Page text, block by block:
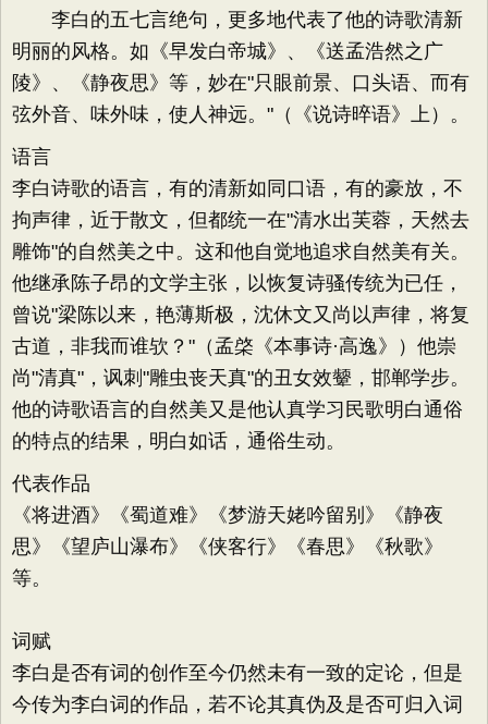
李白的五七言绝句，更多地代表了他的诗歌清新
明丽的风格。如《早发白帝城》、《送孟浩然之广
陵》、《静夜思》等，妙在"只眼前景、口头语、而有
弦外音、味外味，使人神远。"（《说诗晬语》上）。
语言
李白诗歌的语言，有的清新如同口语，有的豪放，不
拘声律，近于散文，但都统一在"清水出芙蓉，天然去
雕饰"的自然美之中。这和他自觉地追求自然美有关。
他继承陈子昂的文学主张，以恢复诗骚传统为已任，
曾说"梁陈以来，艳薄斯极，沈休文又尚以声律，将复
古道，非我而谁欤？"（孟棨《本事诗·高逸》）他崇
尚"清真"，讽刺"雕虫丧天真"的丑女效颦，邯郸学步。
他的诗歌语言的自然美又是他认真学习民歌明白通俗
的特点的结果，明白如话，通俗生动。
代表作品
《将进酒》《蜀道难》《梦游天姥吟留别》《静夜
思》《望庐山瀑布》《侠客行》《春思》《秋歌》
等。
词赋
李白是否有词的创作至今仍然未有一致的定论，但是
今传为李白词的作品，若不论其真伪及是否可归入词